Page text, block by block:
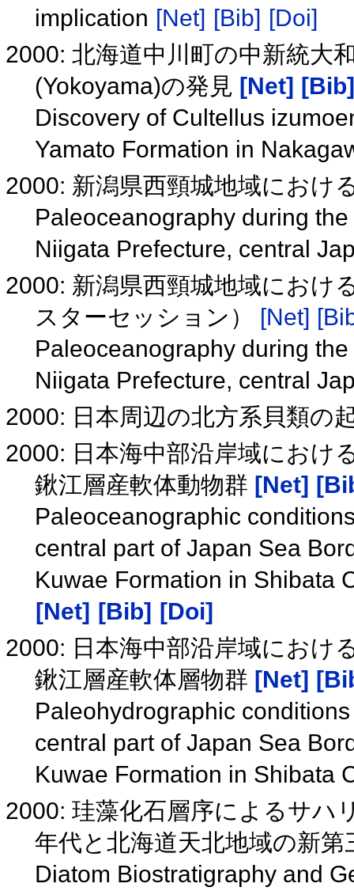
implication [Net] [Bib] [Doi]
2000: 北海道中川町の中新統大
(Yokoyama)の発見 [Net] [Bib]
Discovery of Cultellus
Yamato Formation in
2000: 新潟県西頸城地域におけ
Paleoceanography during
Niigata Prefecture, central
2000: 新潟県西頸城地域におけ
スターセッション） [Net]
Paleoceanography during
Niigata Prefecture, central
2000: 日本周辺の北方系貝類の
2000: 日本海中部沿岸域におけ
鍬江層産軟体動物群 [Net]
Paleoceanographic
central part of Japan Sea
Kuwae Formation in Shibata
[Net] [Bib] [Doi]
2000: 日本海中部沿岸域におけ
鍬江層産軟体層物群 [Net]
Paleohydrographic
central part of Japan Sea
Kuwae Formation in Shibata
2000: 珪藻化石層序によるサハ
年代と北海道天北地域の新
Diatom Biostratigraphy and